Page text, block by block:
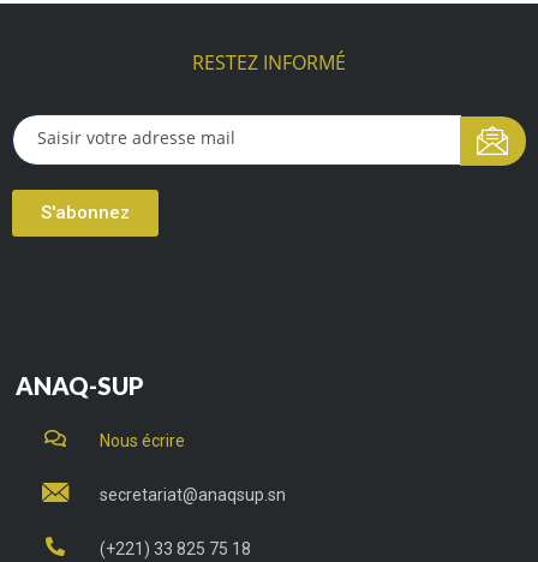
RESTEZ INFORMÉ
S'abonnez
ANAQ-SUP
Nous écrire
secretariat@anaqsup.sn
(+221) 33 825 75 18